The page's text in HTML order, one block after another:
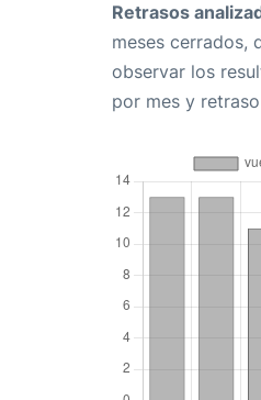
Retrasos
meses cerrados,
observar los
por mes y